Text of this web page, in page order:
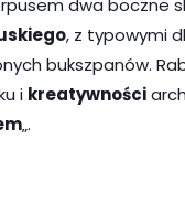
, z typowymi
bukszpanów.
i kreatywności
„.